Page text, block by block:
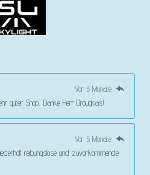
Vor 3 Monate
guter Shop, Danke Herr Drougkas!
Vor 5 Monate
reibungslose und zuvorkommende